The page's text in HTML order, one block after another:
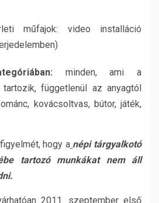
műfajok: video installáció
minden, ami a
függetlenül az anyagtól
kovácsoltvas, bútor, játék,
hogy a népi tárgyalkotó
tartozó munkákat nem áll
2011. szeptember első